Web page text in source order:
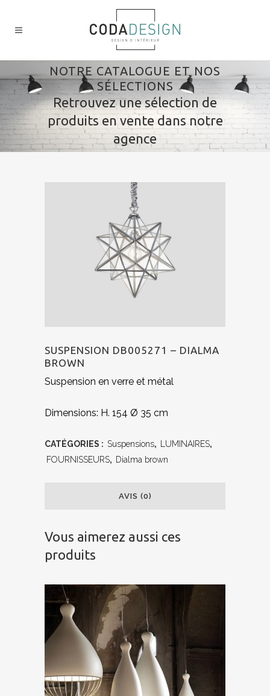
NOTRE CATALOGUE ET NOS
SÉLECTIONS
Retrouvez une sélection de
produits en vente dans notre
agence
SUSPENSION DB005271 – DIALMA
BROWN
Suspension en verre et métal
Dimensions: H. 154 Ø 35 cm
CATÉGORIES : Suspensions, LUMINAIRES,
FOURNISSEURS, Dialma brown
AVIS (0)
Vous aimerez aussi ces
produits